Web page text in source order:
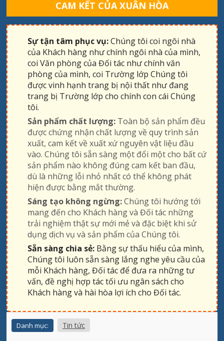
CAM KẾT CỦA XUÂN HÒA
Sự tận tâm phục vụ:Chúng tôi coi ngôi nhà
của Khách hàng như chính ngôi nhà của mình,
coi Văn phòng của Đối tác như chính văn
phòng của mình, coi Trường lớp Chúng tôi
được vinh hạnh trang bị nội thất như đang
trang bị Trường lớp cho chính con cái Chúng
tôi.
Sản phẩm chất lượng: Toàn bộ sản phẩm đều
được chứng nhận chất lượng về quy trình sản
xuất, cam kết về xuất xứ nguyên vật liệu đầu
vào. Chúng tôi sẵn sàng một đổi một cho bất cứ
sản phẩm nào không đúng cam kết ban đầu,
dù là những lỗi nhỏ nhất có thể không phát
hiện được bằng mắt thường.
Sáng tạo không ngừng:Chúng tôi hướng tới
mang đến cho Khách hàng và Đối tác những
trải nghiệm thật sự mới mẻ và đặc biệt khi sử
dụng dịch vụ và sản phẩm của Chúng tôi.
Sẵn sàng chia sẻ: Bằng sự thấu hiểu của mình,
Chúng tôi luôn sẵn sàng lắng nghe yêu cầu của
mỗi Khách hàng, Đối tác để đưa ra những tư
vấn, đề nghị hợp tác tối ưu ngân sách cho
Khách hàng và hài hòa lợi ích cho Đối tác.
Danh mục: Tin tức